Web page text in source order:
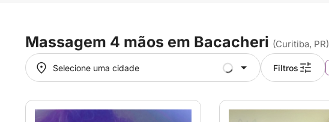
Massagem 4 mãos em Bacacheri (Curitiba, PR)
Selecione uma cidade
Selecione uma cidade Filtros